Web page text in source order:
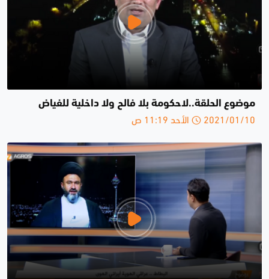
موضوع الحلقة..لاحكومة بلا فالح ولا داخلية للفياض
2021/01/10 الأحد 11:19 ص